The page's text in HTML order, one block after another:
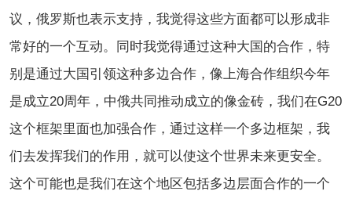
议，俄罗斯也表示支持，我觉得这些方面都可以形成非
常好的一个互动。
同时我觉得通过这种大国的合作，特
别是通过大国引领这种多边合作，像上海合作组织今年
是成立20周年，中俄共同推动成立的像金砖，我们在G20
这个框架里面也加强合作，通过这样一个多边框架，我
们去发挥我们的作用，就可以使这个世界未来更安全。
这个可能也是我们在这个地区包括多边层面合作的一个